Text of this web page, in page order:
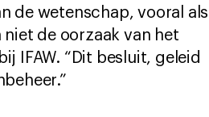
de wetenschap, vooral als
de oorzaak van het
IFAW. “Dit besluit, geleid